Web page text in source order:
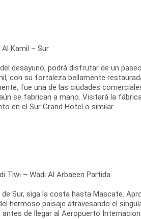
Kamil – Sur
desayuno, podrá disfrutar de un
con su fortaleza bellamente
fue una de las ciudades
se fabrican a mano. Visitará la
en el Sur Grand Hotel o similar.
Tiwi – Wadi Al Arbaeen Partida
de Sur, siga la costa hasta Mascate.
hermoso paisaje atravesando el
antes de llegar al Aeropuerto